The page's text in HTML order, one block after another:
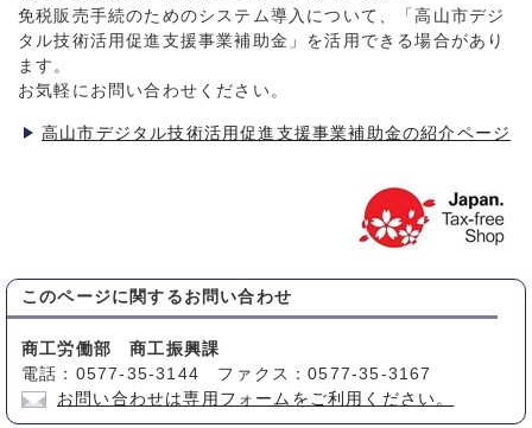
免税販売手続のためのシステム導入について、「高山市デジ
タル技術活用促進支援事業補助金」を活用できる場合があり
ます。
お気軽にお問い合わせください。
高山市デジタル技術活用促進支援事業補助金の紹介ページ
このページに関する お問い合わせ
商工労働部 商工振興課
電話：0577-35-3144 ファクス：0577-35-3167
お問い合わせは専用フォームをご利用ください。